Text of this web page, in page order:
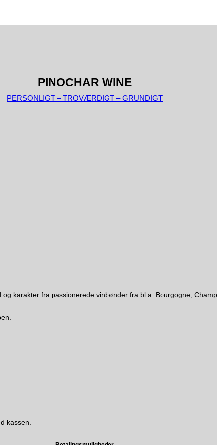
PINOCHAR WINE
PERSONLIGT – TROVÆRDIGT – GRUNDIGT
karakter fra passionerede vinbønder fra bl.a. Bourgogne,
kassen.